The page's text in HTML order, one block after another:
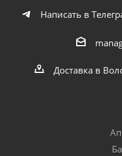
Написать в
Доставка в